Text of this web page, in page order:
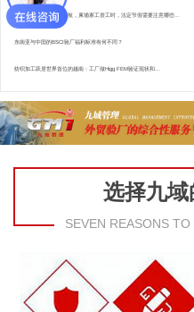
直赴柬埔寨，为验厂护航，柬埔寨工资工时，法定节假需要注意哪些...
东南亚与中国的BSCI验厂福利标准有何不同？
纺织加工跃居世界首位的越南：工厂做Higg FEM验证现状和...
选择九
SEVEN REASONS